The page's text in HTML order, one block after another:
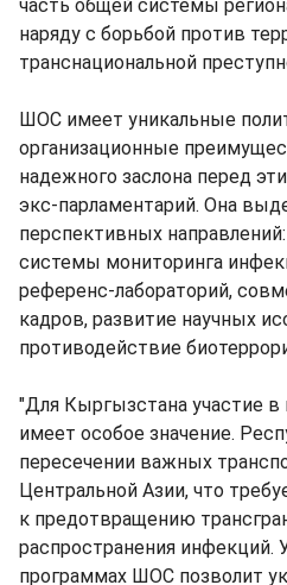
часть общей системы
наряду с борьбой против
транснациональной
ШОС имеет уникальные
организационные
надежного заслона перед
экс-парламентарий. Она
перспективных
системы мониторинга
референс-лабораторий,
кадров, развитие научных
противодействие
"Для Кыргызстана участие
имеет особое значение.
пересечении важных
Центральной Азии, что
к предотвращению
распространения инфекций.
программах ШОС позволит